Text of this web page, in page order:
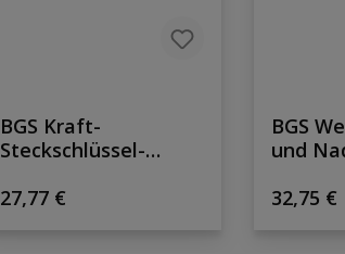
BGS Kraft-
Steckschlüssel-
Antrieb
Regulärer Preis:
27,77 €
BGS
und
32,75 €